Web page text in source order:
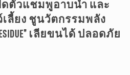
เปิดตัวแชมพูอาบน้ำ และ
ลี้ยง ชูนวัตกรรมพลัง
เลียขนได้ ปลอดภัย